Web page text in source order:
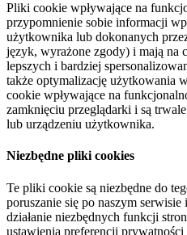
Pliki cookie wpływające na
przypomnienie sobie informacji
użytkownika lub dokonanych
język, wyrażone zgody) i mają na
lepszych i bardziej
także optymalizację użytkowania
cookie wpływające na
zamknięciu przeglądarki i są
lub urządzeniu użytkownika.
Niezbędne pliki cookies
Te pliki cookie są niezbędne do
poruszanie się po naszym
działanie niezbędnych funkcji
ustawienia preferencji